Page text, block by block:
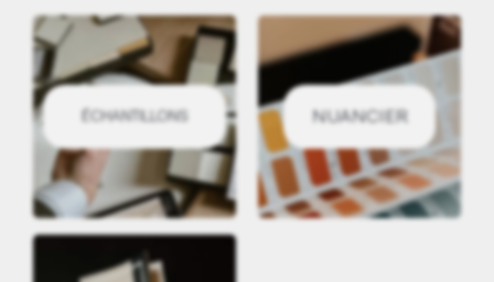
ÉCHANTILLONS NUANCIER